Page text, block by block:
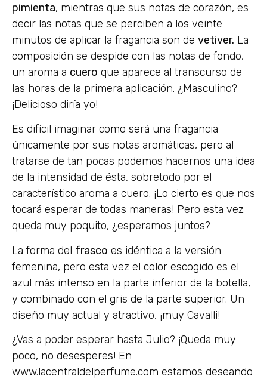
pimienta, mientras que sus notas de corazón, es
decir las notas que se perciben a los veinte
minutos de aplicar la fragancia son de vetiver. La
composición se despide con las notas de fondo,
un aroma a cuero que aparece al transcurso de
las horas de la primera aplicación. ¿Masculino?
¡Delicioso diría yo!
Es difícil imaginar como será una fragancia
únicamente por sus notas aromáticas, pero al
tratarse de tan pocas podemos hacernos una idea
de la intensidad de ésta, sobretodo por el
característico aroma a cuero. ¡Lo cierto es que nos
tocará esperar de todas maneras! Pero esta vez
queda muy poquito, ¿esperamos juntos?
La forma del frasco es idéntica a la versión
femenina, pero esta vez el color escogido es el
azul más intenso en la parte inferior de la botella,
y combinado con el gris de la parte superior. Un
diseño muy actual y atractivo, ¡muy Cavalli!
¿Vas a poder esperar hasta Julio? ¡Queda muy
poco, no desesperes! En
www.lacentraldelperfume.com estamos deseando